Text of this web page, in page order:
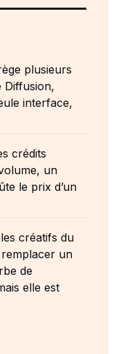
plusieurs
Diffusion,
interface,
crédits
un
le prix d’un
créatifs du
un
de
elle est